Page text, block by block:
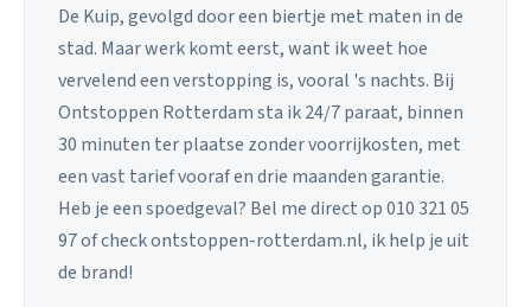
De Kuip, gevolgd door een biertje met maten in de
stad. Maar werk komt eerst, want ik weet hoe
vervelend een verstopping is, vooral 's nachts. Bij
Ontstoppen Rotterdam sta ik 24/7 paraat, binnen
30 minuten ter plaatse zonder voorrijkosten, met
een vast tarief vooraf en drie maanden garantie.
Heb je een spoedgeval? Bel me direct op 010 321 05
97 of check ontstoppen-rotterdam.nl, ik help je uit
de brand!